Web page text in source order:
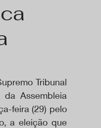
Tribunal
Assembleia
feira (29) pelo
a eleição que